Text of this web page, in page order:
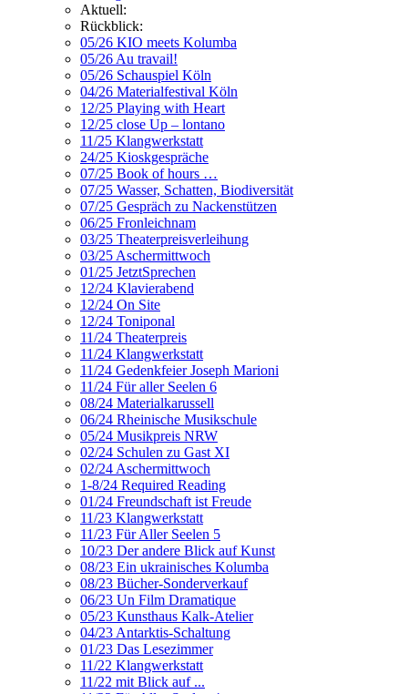
Aktuell:
Rückblick:
05/26 KIO meets Kolumba
05/26 Au travail!
05/26 Schauspiel Köln
04/26 Materialfestival Köln
12/25 Playing with Heart
12/25 close Up – lontano
11/25 Klangwerkstatt
24/25 Kioskgespräche
07/25 Book of hours …
07/25 Wasser, Schatten, Biodiversität
07/25 Gespräch zu Nackenstützen
06/25 Fronleichnam
03/25 Theaterpreisverleihung
03/25 Aschermittwoch
01/25 JetztSprechen
12/24 Klavierabend
12/24 On Site
12/24 Toniponal
11/24 Theaterpreis
11/24 Klangwerkstatt
11/24 Gedenkfeier Joseph Marioni
11/24 Für aller Seelen 6
08/24 Materialkarussell
06/24 Rheinische Musikschule
05/24 Musikpreis NRW
02/24 Schulen zu Gast XI
02/24 Aschermittwoch
1-8/24 Required Reading
01/24 Freundschaft ist Freude
11/23 Klangwerkstatt
11/23 Für Aller Seelen 5
10/23 Der andere Blick auf Kunst
08/23 Ein ukrainisches Kolumba
08/23 Bücher-Sonderverkauf
06/23 Un Film Dramatique
05/23 Kunsthaus Kalk-Atelier
04/23 Antarktis-Schaltung
01/23 Das Lesezimmer
11/22 Klangwerkstatt
11/22 mit Blick auf ...